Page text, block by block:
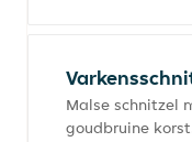
Malse schnitzel
goudbruine